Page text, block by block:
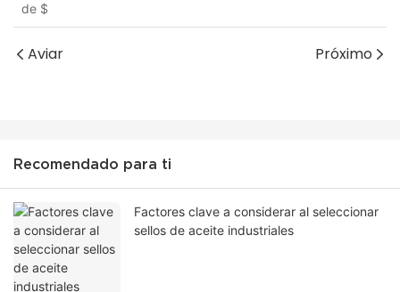
de $
Aviar Próximo
Recomendado para ti
Factores clave a considerar al seleccionar
sellos de aceite industriales